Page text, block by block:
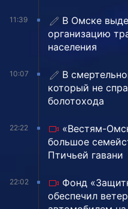
11:39
В Омске
организацию
населения
10:07
В
который не
болотохода
22:22
«Вестям-
большое
Птичьей гавани
22:02
Фонд
обеспечил